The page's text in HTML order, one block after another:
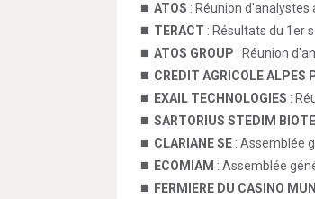
ATOS : Réunion d'analystes
TERACT : Résultats du 1er
ATOS GROUP : Réunion
CREDIT AGRICOLE ALPES
EXAIL TECHNOLOGIES :
SARTORIUS STEDIM
CLARIANE SE : Assemblée
ECOMIAM : Assemblée
FERMIERE DU CASINO